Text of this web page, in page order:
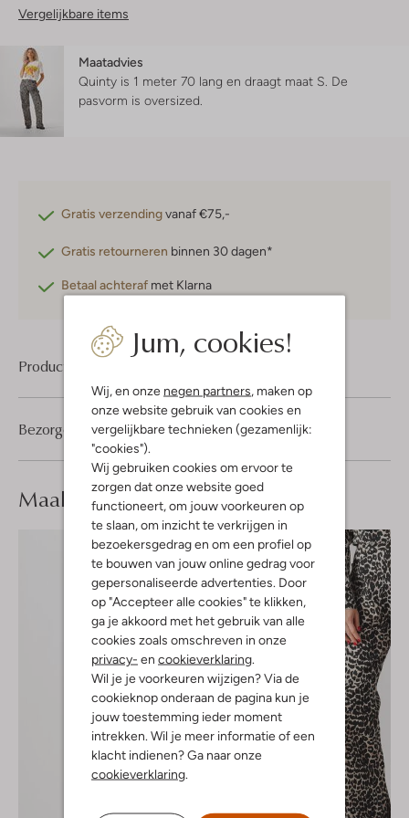
Jum, cookies!
Wij, en onze negen partners, maken op
onze website gebruik van cookies en
vergelijkbare technieken (gezamenlijk:
"cookies").
Wij gebruiken cookies om ervoor te
zorgen dat onze website goed
functioneert, om jouw voorkeuren op
te slaan, om inzicht te verkrijgen in
bezoekersgedrag en om een profiel op
te bouwen van jouw online gedrag voor
gepersonaliseerde advertenties. Door
op "Accepteer alle cookies" te klikken,
ga je akkoord met het gebruik van alle
cookies zoals omschreven in onze
privacy- en cookieverklaring.
Wil je je voorkeuren wijzigen? Via de
cookieknop onderaan de pagina kun je
jouw toestemming ieder moment
intrekken. Wil je meer informatie of een
klacht indienen? Ga naar onze
cookieverklaring.
Vergelijkbare items
Maatadvies
Quinty is 1 meter 70 lang en draagt maat S. De
pasvorm is oversized
Gratis verzendingvanaf €75,-
Gratis retourneren binnen 30 dagen*
Betaal achteraf met Klarna
Product informatie
Bezorgen & retourneren
Maak jelook compleet